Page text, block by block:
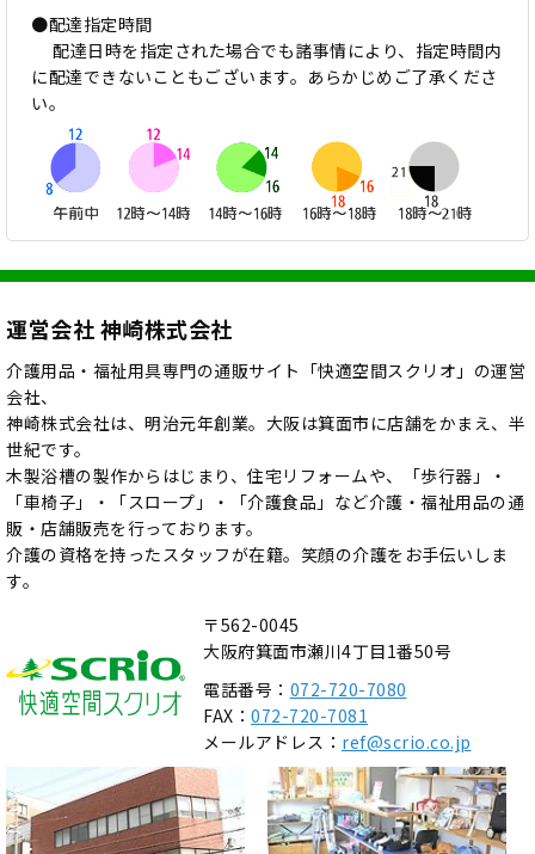
●配達指定時間
配達日時を指定された場合でも諸事情により、指定時間内
に配達できないこともございます。あらかじめご了承くださ
い。
運営会社 神崎株式会社
介護用品・福祉用具専門の通販サイト「快適空間スクリオ」の運営
会社、
神崎株式会社は、明治元年創業。大阪は箕面市に店舗をかまえ、半
世紀です。
木製浴槽の製作からはじまり、住宅リフォームや、「歩行器」・
「車椅子」・「スロープ」・「介護食品」など介護・福祉用品の通
販・店舗販売を行っております。
介護の資格を持ったスタッフが在籍。笑顔の介護をお手伝いしま
す。
〒562-0045
大阪府箕面市瀬川4丁目1番50号
電話番号： 072-720-7080
FAX： 072-720-7081
メールアドレス： ref@scrio.co.jp